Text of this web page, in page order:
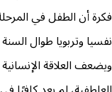
فكرة أن الطفل في
نفسيا وتربويا طوال
ويضعف العلاقة